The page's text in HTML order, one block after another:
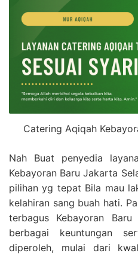
Catering Aqiqah
Nah Buat penyedia
Kebayoran Baru Jakarta
pilihan yg tepat Bila mau
kelahiran sang buah hati.
terbagus Kebayoran
berbagai keuntungan
diperoleh, mulai dari